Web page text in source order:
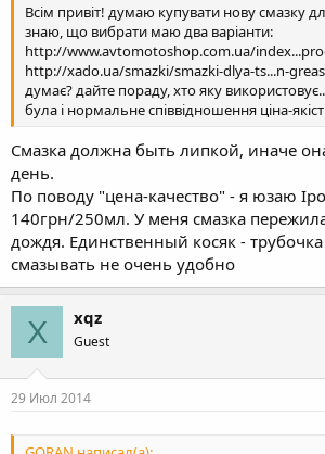
Всім привіт! думаю купувати нову смазку
знаю, що вибрати маю два варіанти:
http://www.avtomotoshop.com.ua/
http://xado.ua/smazki/smazki-dlya-ts...n-
думає? дайте пораду, хто яку
була і нормальне співвідношення ціна-
Смазка должна быть липкой, иначе
день.
По поводу "цена-качество" - я юзаю
140грн/250мл. У меня смазка
дождя. Единственный косяк - трубочка
смазывать не очень удобно
X xqz
Guest
29 Июл 2014